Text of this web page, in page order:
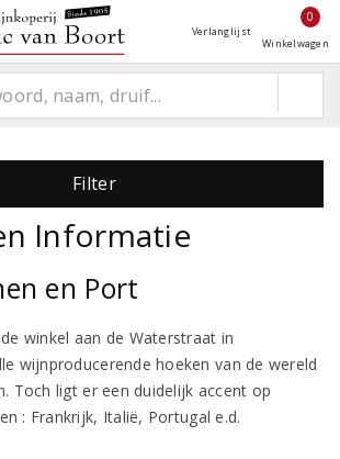
Verlanglijst
0
Winkelwagen
Filter
Informatie
en Port
winkel aan de Waterstraat in
wijnproducerende hoeken van de wereld
Toch ligt er een duidelijk accent op
: Frankrijk, Italië, Portugal e.d.